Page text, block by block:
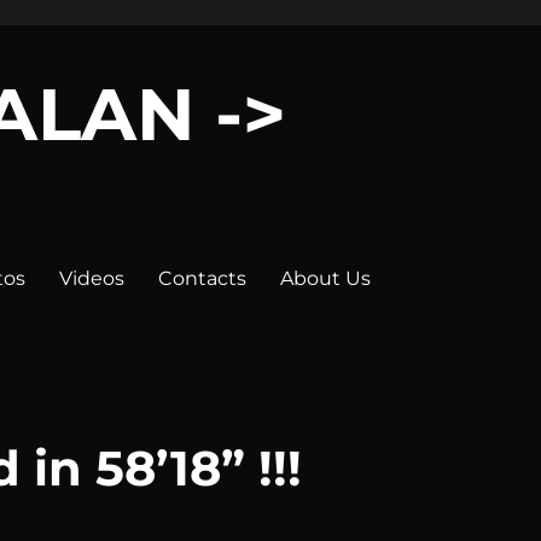
->
Videos Contacts About Us
58’18” !!!